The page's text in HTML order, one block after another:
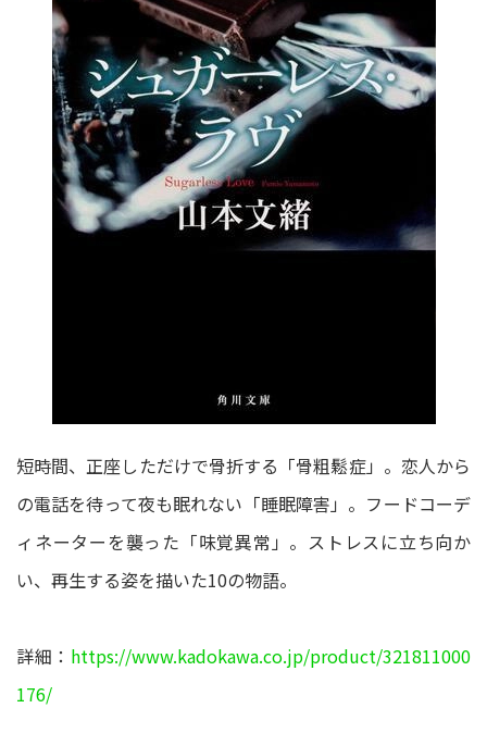
短時間、正座しただけで骨折する「骨粗鬆症」。恋人から
の電話を待って夜も眠れない「睡眠障害」。フードコーデ
ィネーターを襲った「味覚異常」。ストレスに立ち向か
い、再生する姿を描いた10の物語。
詳細： https://www.kadokawa.co.jp/product/321811000
176/